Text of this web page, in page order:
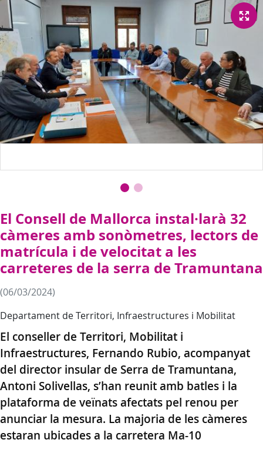
El Consell de Mallorca instal·larà 32
càmeres amb sonòmetres, lectors de
matrícula i de velocitat a les
carreteres de la serra de Tramuntana
(06/03/2024)
Departament de Territori, Infraestructures i Mobilitat
El conseller de Territori, Mobilitat i
Infraestructures, Fernando Rubio, acompanyat
del director insular de Serra de Tramuntana,
Antoni Solivellas, s’han reunit amb batles i la
plataforma de veïnats afectats pel renou per
anunciar la mesura. La majoria de les càmeres
estaran ubicades a la carretera Ma-10